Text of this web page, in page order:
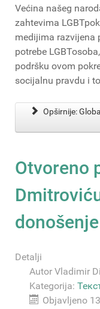
Većina našeg
zahtevima
medijima razvijena
potrebe
podršku ovom
socijalnu pravdu i
Opširnije:
Otvoreno
Detalji
Autor Vladimir
Kategorija:
Objavljeno